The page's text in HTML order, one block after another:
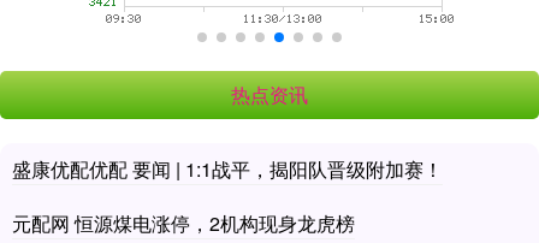
热点资讯
盛康优配优配 要闻 | 1:1战平，揭阳队晋级附加赛！
元配网 恒源煤电涨停，2机构现身龙虎榜